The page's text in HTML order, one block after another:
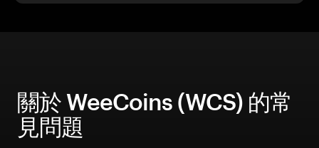
關於 WeeCoins (WCS) 的常
見問題